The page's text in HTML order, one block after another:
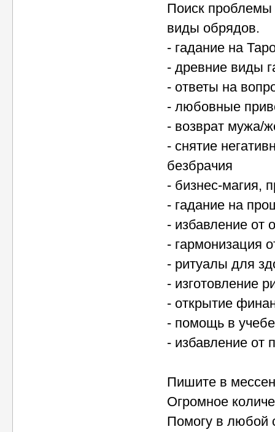
Поиск
виды обрядов.
- гадание на
- древние виды
- ответы на
- любовные
- возврат мужа/
- снятие
безбрачия
- бизнес-магия,
- гадание на
- избавление от
- гармонизация
- ритуалы для
- изготовление
- открытие
- помощь в
- избавление от
Пишите в
Огромное
Помогу в любой